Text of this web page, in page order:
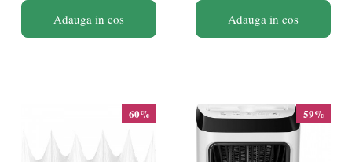
Adauga in cos Adauga in cos
60% 59%